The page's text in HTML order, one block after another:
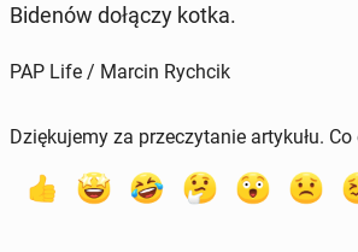
Bidenów dołączy kotka.
PAP Life / Marcin Rychcik
Dziękujemy za przeczytanie artykułu.